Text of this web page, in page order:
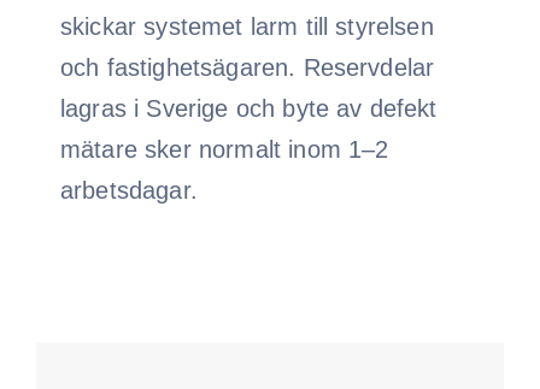
skickar systemet larm till styrelsen
och fastighetsägaren. Reservdelar
lagras i Sverige och byte av defekt
mätare sker normalt inom 1–2
arbetsdagar.